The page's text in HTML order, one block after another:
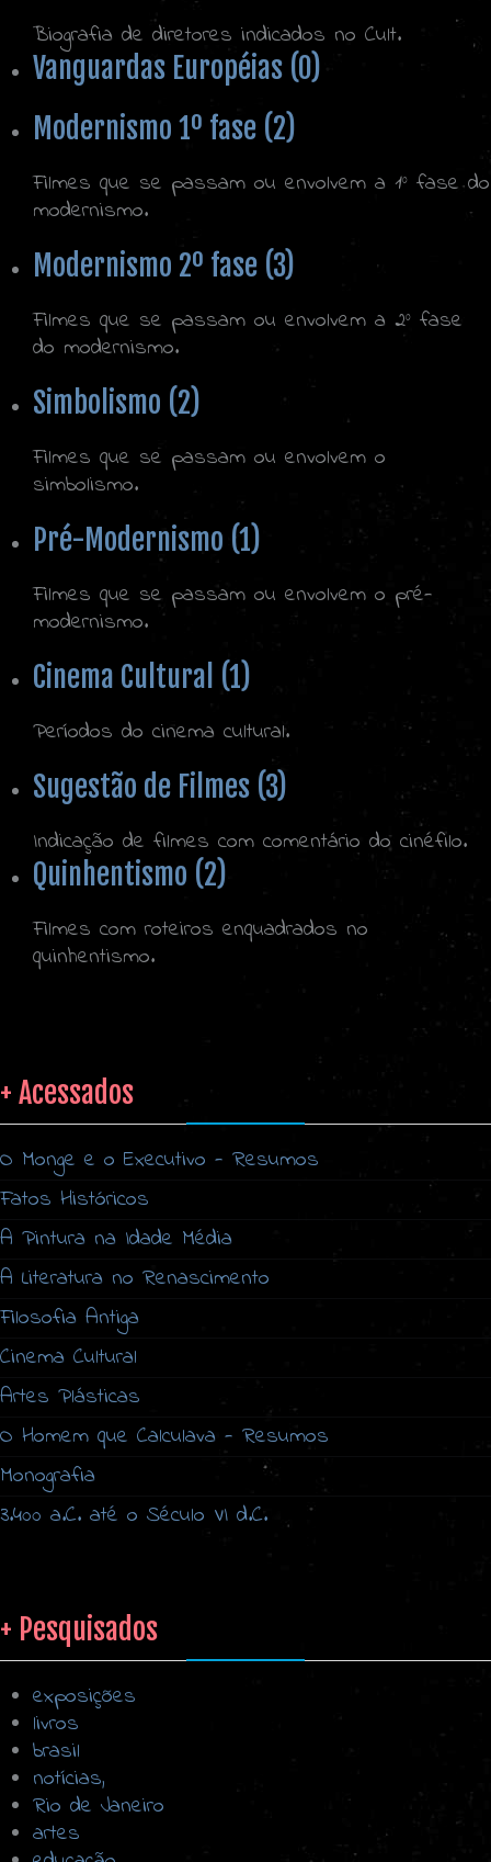
Biografia de diretores indicados no Cult.
Vanguardas Européias (0)
Modernismo 1º fase (2)
Filmes que se passam ou envolvem a 1º fase do
modernismo.
Modernismo 2º fase (3)
Filmes que se passam ou envolvem a 2º fase
do modernismo.
Simbolismo (2)
Filmes que se passam ou envolvem o
simbolismo.
Pré-Modernismo (1)
Filmes que se passam ou envolvem o pré-
modernismo.
Cinema Cultural (1)
Períodos do cinema cultural.
Sugestão de Filmes (3)
Indicação de filmes com comentário do cinéfilo.
Quinhentismo (2)
Filmes com roteiros enquadrados no
quinhentismo.
+ Acessados
O Monge e o Executivo - Resumos
Fatos Históricos
A Pintura na Idade Média
A Literatura no Renascimento
Filosofia Antiga
Cinema Cultural
Artes Plásticas
O Homem que Calculava - Resumos
Monografia
3.400 a.C. até o Século VI d.C.
+ Pesquisados
exposições
livros
brasil
notícias,
Rio de Janeiro
artes